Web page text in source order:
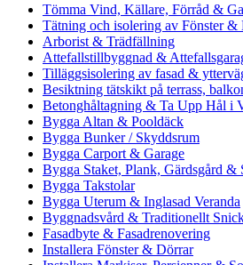
Tömma Vind, Källare, Förråd &
Tätning och isolering av Fönster &
Arborist & Trädfällning
Attefallstillbyggnad &
Tilläggsisolering av fasad &
Besiktning tätskikt på terrass,
Betonghåltagning & Ta Upp Hål i
Bygga Altan & Pooldäck
Bygga Bunker / Skyddsrum
Bygga Carport & Garage
Bygga Staket, Plank, Gärdsgård &
Bygga Takstolar
Bygga Uterum & Inglasad Veranda
Byggnadsvård & Traditionellt
Fasadbyte & Fasadrenovering
Installera Fönster & Dörrar